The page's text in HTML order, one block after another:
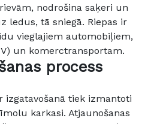
nodrošina saķeri un
ledus, tā sniegā. Riepas ir
vieglajiem automobiļiem,
un komerctransportam.
process
izgatavošanā tiek izmantoti
karkasi. Atjaunošanas